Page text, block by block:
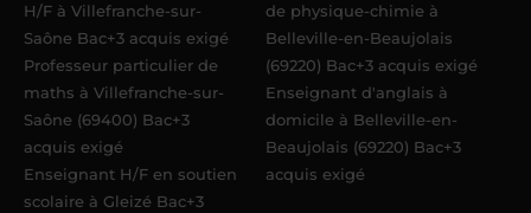
H/F à Villefranche-sur-
Saône Bac+3 acquis exigé
Professeur particulier de
maths à Villefranche-sur-
Saône (69400) Bac+3
acquis exigé
Enseignant H/F en soutien
scolaire à Gleizé Bac+3
de physique-chimie à
Belleville-en-Beaujolais
(69220) Bac+3 acquis exigé
Enseignant d'anglais à
domicile à Belleville-en-
Beaujolais (69220) Bac+3
acquis exigé